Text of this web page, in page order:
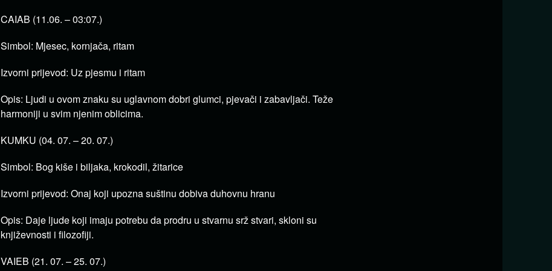
CAIAB (11.06. – 03:07.)
Simbol: Mjesec, kornjača, ritam
Izvorni prijevod: Uz pjesmu i ritam
Opis: Ljudi u ovom znaku su uglavnom dobri glumci, pjevači i zabavljači. Teže
harmoniji u svim njenim oblicima.
KUMKU (04. 07. – 20. 07.)
Simbol: Bog kiše i biljaka, krokodil, žitarice
Izvorni prijevod: Onaj koji upozna suštinu dobiva duhovnu hranu
Opis: Daje ljude koji imaju potrebu da prodru u stvarnu srž stvari, skloni su
književnosti i filozofiji.
VAIEB (21. 07. – 25. 07.)